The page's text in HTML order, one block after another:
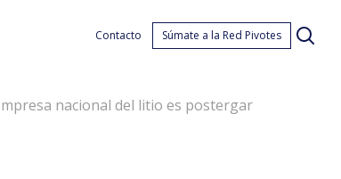
Contacto Súmate a la Red Pivotes
nacional del litio es postergar